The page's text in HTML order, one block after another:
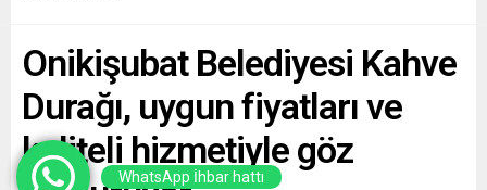
Onikişubat Belediyesi Kahve
Durağı, uygun fiyatları ve
kaliteli hizmetiyle göz
WhatsApp İhbar hattı